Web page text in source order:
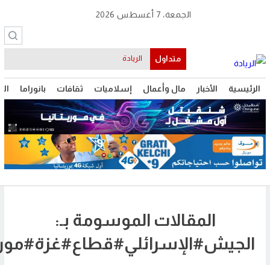
الأخبار مال وأعمال إسلاميات ثقافات بانوراما التقنية
الريادة
المقالات الموسومة بـ: